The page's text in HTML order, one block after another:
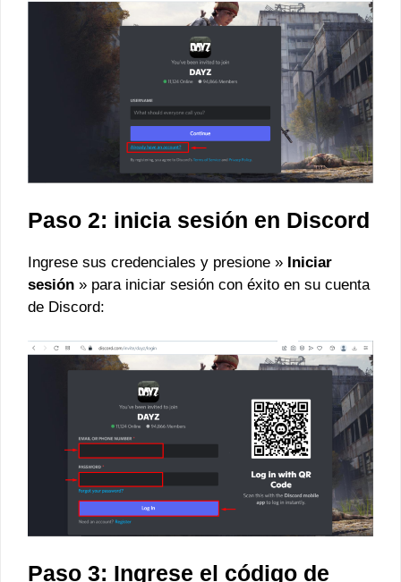
Paso 2: inicia sesión en Discord
Ingrese sus credenciales y presione » Iniciar
sesión » para iniciar sesión con éxito en su cuenta
de Discord:
Paso 3: Ingrese el código de